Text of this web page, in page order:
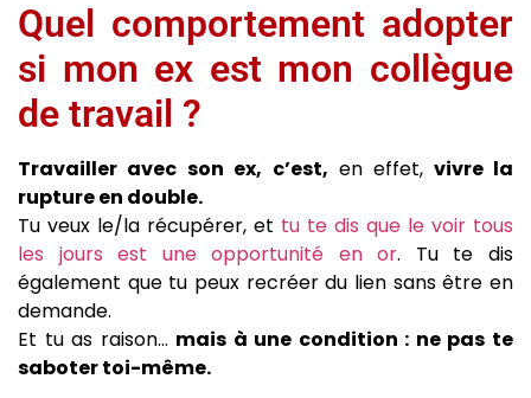
Quel comportement adopter
si mon ex est mon collègue
de travail ?
Travailler avec son ex, c’est, en effet, vivre la
rupture en double.
Tu veux le/la récupérer, et tu te dis que le voir tous
les jours est une opportunité en or. Tu te dis
également que tu peux recréer du lien sans être en
demande.
Et tu as raison… mais à une condition : ne pas te
saboter toi-même.